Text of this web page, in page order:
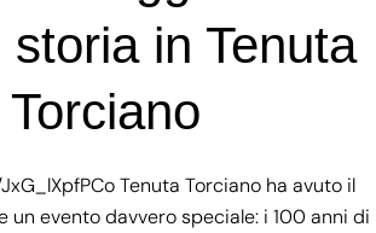
storia in Tenuta
Torciano
Tenuta Torciano ha avuto il
un evento davvero speciale: i 100 anni di